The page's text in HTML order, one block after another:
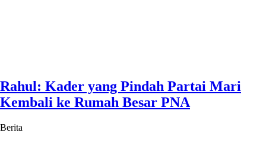
Rahul: Kader yang Pindah Partai Mari
Kembali ke Rumah Besar PNA
Berita